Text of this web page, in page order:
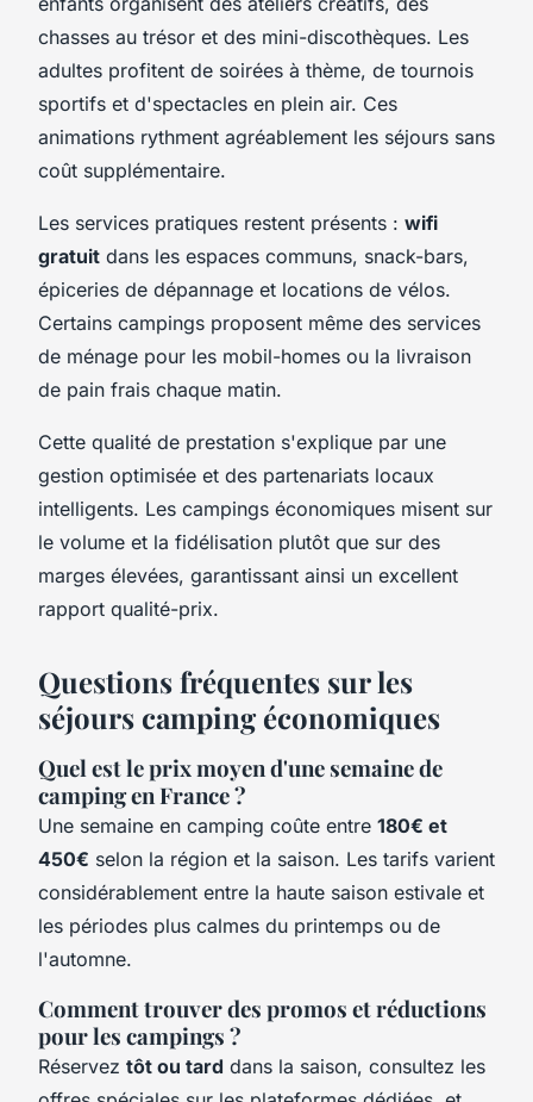
chasses au trésor et des mini-discothèques. Les
adultes profitent de soirées à thème, de tournois
sportifs et d'spectacles en plein air. Ces
animations rythment agréablement les séjours sans
coût supplémentaire.
Les services pratiques restent présents : wifi
gratuit dans les espaces communs, snack-bars,
épiceries de dépannage et locations de vélos.
Certains campings proposent même des services
de ménage pour les mobil-homes ou la livraison
de pain frais chaque matin.
Cette qualité de prestation s'explique par une
gestion optimisée et des partenariats locaux
intelligents. Les campings économiques misent sur
le volume et la fidélisation plutôt que sur des
marges élevées, garantissant ainsi un excellent
rapport qualité-prix.
Questions fréquentes sur les
séjours camping économiques
Quel est le prix moyen d'une semaine de
camping en France ?
Une semaine en camping coûte entre 180€ et
450€ selon la région et la saison. Les tarifs varient
considérablement entre la haute saison estivale et
les périodes plus calmes du printemps ou de
l'automne.
Comment trouver des promos et réductions
pour les campings ?
Réservez tôt ou tard dans la saison, consultez les